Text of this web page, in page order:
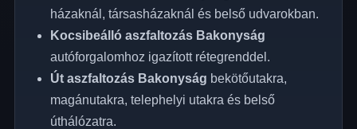
házaknál, társasházaknál és belső udvarokban.
Kocsibeálló aszfaltozás Bakonyság
autóforgalomhoz igazított rétegrenddel.
Út aszfaltozás Bakonyság bekötőutakra,
magánutakra, telephelyi utakra és belső
úthálózatra.